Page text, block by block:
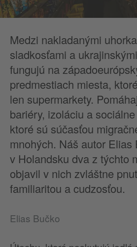
Medzi nakladanými
sladkosťami a
fungujú na
predmestiach miesta,
len supermarkety.
bariéry, izoláciu a
ktoré sú súčasťou
mnohých. Náš autor Elias
v Holandsku dva z týchto
objavil v nich zvláštne
familiaritou a cudzosťou.
Elias Bučko